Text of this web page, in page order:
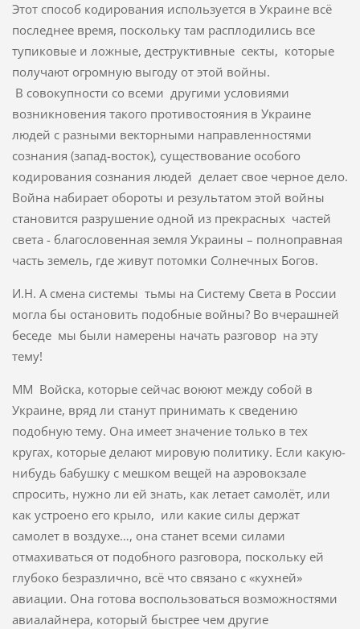
Этот способ кодирования используется в Украине всё
последнее время, поскольку там расплодились все
тупиковые и ложные, деструктивные секты, которые
получают огромную выгоду от этой войны.
В совокупности со всеми другими условиями
возникновения такого противостояния в Украине
людей с разными векторными направленностями
сознания (запад-восток), существование особого
кодирования сознания людей делает свое черное дело.
Война набирает обороты и результатом этой войны
становится разрушение одной из прекрасных частей
света - благословенная земля Украины – полноправная
часть земель, где живут потомки Солнечных Богов.
И.Н. А смена системы тьмы на Систему Света в России
могла бы остановить подобные войны? Во вчерашней
беседе мы были намерены начать разговор на эту
тему!
ММ Войска, которые сейчас воюют между собой в
Украине, вряд ли станут принимать к сведению
подобную тему. Она имеет значение только в тех
кругах, которые делают мировую политику. Если какую-
нибудь бабушку с мешком вещей на аэровокзале
спросить, нужно ли ей знать, как летает самолёт, или
как устроено его крыло, или какие силы держат
самолет в воздухе…, она станет всеми силами
отмахиваться от подобного разговора, поскольку ей
глубоко безразлично, всё что связано с «кухней»
авиации. Она готова воспользоваться возможностями
авиалайнера, который быстрее чем другие